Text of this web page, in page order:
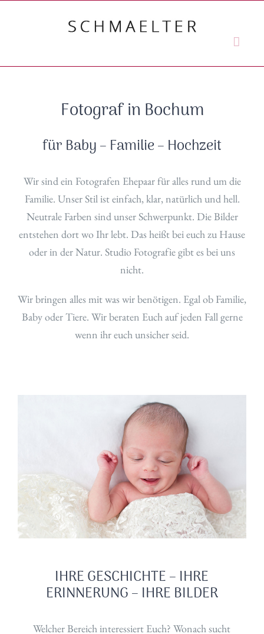
Fotograf in Bochum
für Baby – Familie – Hochzeit
Wir sind ein Fotografen Ehepaar für alles rund um die
Familie. Unser Stil ist einfach, klar, natürlich und hell.
Neutrale Farben sind unser Schwerpunkt. Die Bilder
entstehen dort wo Ihr lebt. Das heißt bei euch zu Hause
oder in der Natur. Studio Fotografie gibt es bei uns
nicht.
Wir bringen alles mit was wir benötigen. Egal ob Familie,
Baby oder Tiere. Wir beraten Euch auf jeden Fall gerne
wenn ihr euch unsicher seid.
IHRE GESCHICHTE – IHRE
ERINNERUNG – IHRE BILDER
Welcher Bereich interessiert Euch? Wonach sucht